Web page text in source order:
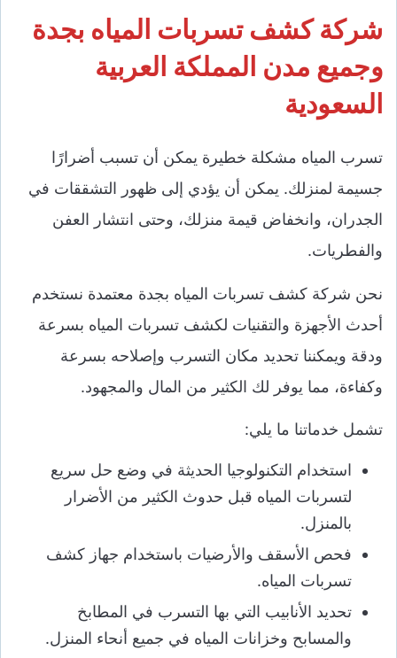
شركة كشف تسربات المياه بجدة
وجميع مدن المملكة العربية
السعودية
تسرب المياه مشكلة خطيرة يمكن أن تسبب أضرارًا
جسيمة لمنزلك. يمكن أن يؤدي إلى ظهور التشققات في
الجدران، وانخفاض قيمة منزلك، وحتى انتشار العفن
والفطريات.
نحن شركة كشف تسربات المياه بجدة معتمدة نستخدم
أحدث الأجهزة والتقنيات لكشف تسربات المياه بسرعة
ودقة ويمكننا تحديد مكان التسرب وإصلاحه بسرعة
وكفاءة، مما يوفر لك الكثير من المال والمجهود.
تشمل خدماتنا ما يلي:
استخدام التكنولوجيا الحديثة في وضع حل سريع
لتسربات المياه قبل حدوث الكثير من الأضرار
بالمنزل.
فحص الأسقف والأرضيات باستخدام جهاز كشف
تسربات المياه.
تحديد الأنابيب التي بها التسرب في المطابخ
والمسابح وخزانات المياه في جميع أنحاء المنزل.